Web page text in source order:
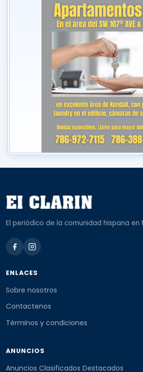
El periódico de la comunidad hispana en
ENLACES
Sobre nosotros
Contactenos
Términos y condiciones
ANUNCIOS
Anuncios Clasificados Destacados